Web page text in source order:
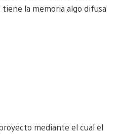
la memoria algo difusa
mediante el cual el